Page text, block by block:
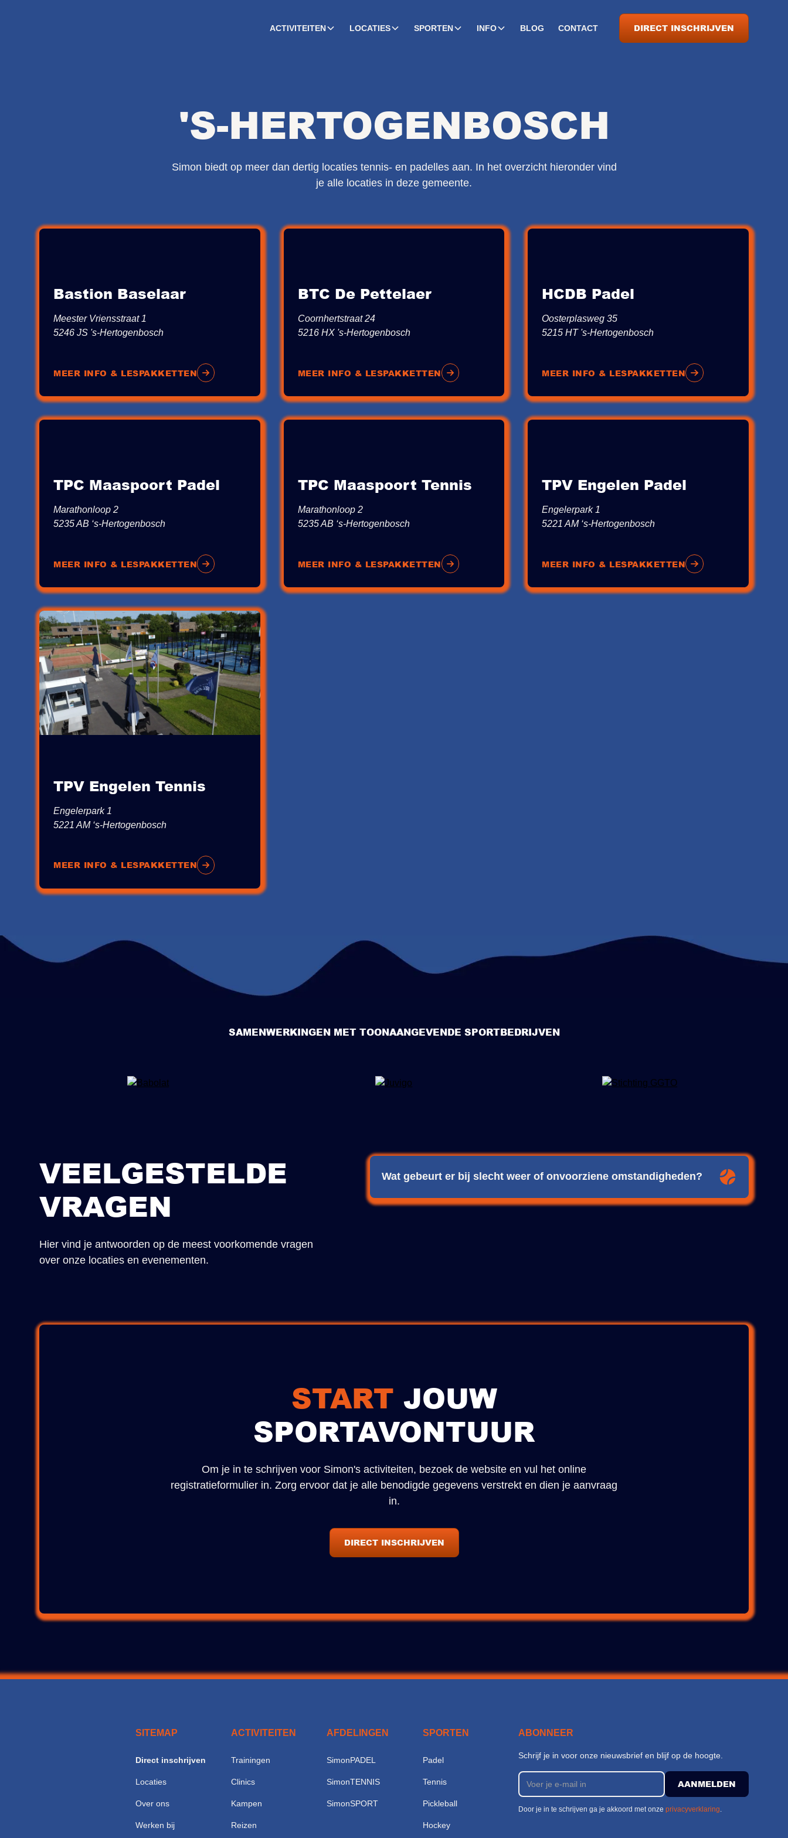
ACTIVITEITEN LOCATIES SPORTEN INFO BLOG CONTACT DIRECT INSCHRIJVEN
'S-HERTOGENBOSCH
Simon biedt op meer dan dertig locaties tennis- en padelles aan. In het overzicht hieronder vind
je alle locaties in deze gemeente.
Bastion Baselaar
Meester Vriensstraat 1
5246 JS 's-Hertogenbosch
MEER INFO & LESPAKKETTEN
BTC De Pettelaer
Coornhertstraat 24
5216 HX 's-Hertogenbosch
MEER INFO & LESPAKKETTEN
HCDB Padel
Oosterplasweg 35
5215 HT 's-Hertogenbosch
MEER INFO & LESPAKKETTEN
TPC Maaspoort Padel
Marathonloop 2
5235 AB ‘s-Hertogenbosch
MEER INFO & LESPAKKETTEN
TPC Maaspoort Tennis
Marathonloop 2
5235 AB ‘s-Hertogenbosch
MEER INFO & LESPAKKETTEN
TPV Engelen Padel
Engelerpark 1
5221 AM ‘s-Hertogenbosch
MEER INFO & LESPAKKETTEN
TPV Engelen Tennis
Engelerpark 1
5221 AM ‘s-Hertogenbosch
MEER INFO & LESPAKKETTEN
SAMENWERKINGEN MET TOONAANGEVENDE SPORTBEDRIJVEN
VEELGESTELDE
VRAGEN
Hier vind je antwoorden op de meest voorkomende vragen
over onze locaties en evenementen.
Wat gebeurt er bij slecht weer of onvoorziene omstandigheden?
Bij slecht weer informeren wij je tijdig over eventuele wijzigingen of verplaatsingen
START JOUW
SPORTAVONTUUR
Om je in te schrijven voor Simon's activiteiten, bezoek de website en vul het online
registratieformulier in. Zorg ervoor dat je alle benodigde gegevens verstrekt en dien je aanvraag
in.
DIRECT INSCHRIJVEN
SITEMAP
Direct inschrijven
Locaties
Over ons
Werken bij
ACTIVITEITEN
Trainingen
Clinics
Kampen
Reizen
AFDELINGEN
SimonPADEL
SimonTENNIS
SimonSPORT
SPORTEN
Padel
Tennis
Pickleball
Hockey
ABONNEER
Schrijf je in voor onze nieuwsbrief en blijf op de hoogte.
Door je in te schrijven ga je akkoord met onzeprivacyverklaring